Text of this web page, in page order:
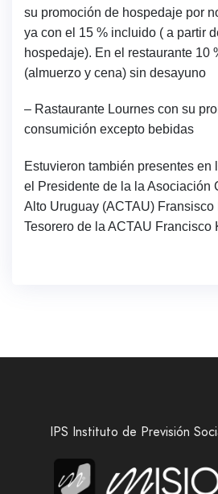
su promoción de hospedaje por
ya con el 15 % incluido ( a partir
hospedaje). En el restaurante 10
(almuerzo y cena) sin desayuno
– Rastaurante Lournes con su
consumición excepto bebidas
Estuvieron también presentes en
el Presidente de la la Asociación
Alto Uruguay (ACTAU) Fransisco
Tesorero de la ACTAU Francisco
IPS Instituto de Previsión